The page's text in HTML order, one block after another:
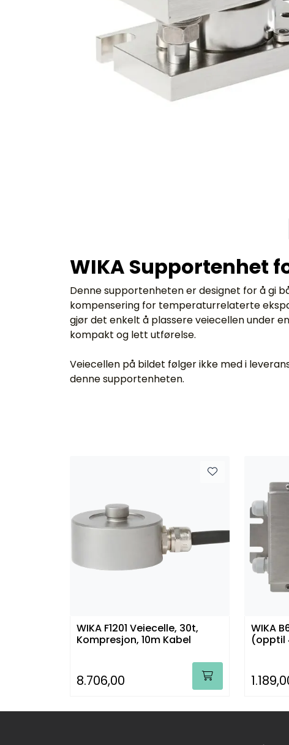
WIKA Supportenhet
Denne supportenheten er designet for å gi
kompensering for temperaturrelaterte
gjør det enkelt å plassere veiecellen under
kompakt og lett utførelse.
Veiecellen på bildet følger ikke med i
denne supportenheten.
WIKA F1201 Veiecelle, 30t,
Kompresjon, 10m Kabel
8.706,00
WIKA
(opptil